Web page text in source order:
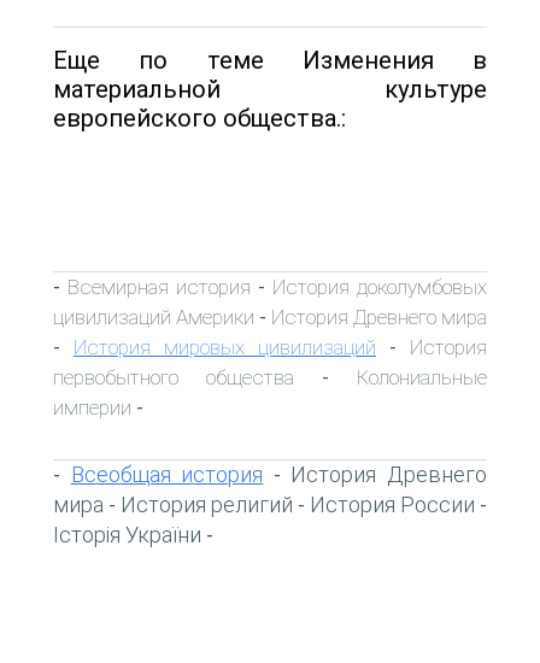
Еще по теме Изменения в
материальной культуре
европейского общества.:
- Всемирная история - История доколумбовых
цивилизаций Америки - История Древнего мира
- История мировых цивилизаций - История
первобытного общества - Колониальные
империи -
- Всеобщая история - История Древнего
мира - История религий - История России -
Історія України -